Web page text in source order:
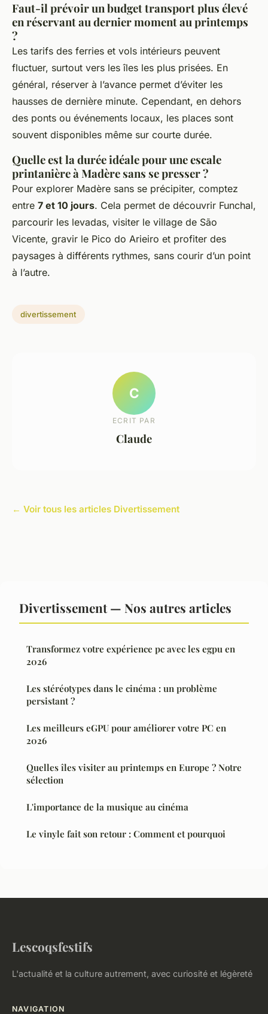
Faut-il prévoir un budget transport plus élevé
en réservant au dernier moment au printemps
?
Les tarifs des ferries et vols intérieurs peuvent
fluctuer, surtout vers les îles les plus prisées. En
général, réserver à l’avance permet d’éviter les
hausses de dernière minute. Cependant, en dehors
des ponts ou événements locaux, les places sont
souvent disponibles même sur courte durée.
Quelle est la durée idéale pour une escale
printanière à Madère sans se presser ?
Pour explorer Madère sans se précipiter, comptez
entre 7 et 10 jours. Cela permet de découvrir Funchal,
parcourir les levadas, visiter le village de São
Vicente, gravir le Pico do Arieiro et profiter des
paysages à différents rythmes, sans courir d’un point
à l’autre.
divertissement
C
ECRIT PAR
Claude
← Voir tous les articles Divertissement
Divertissement — Nos autres articles
Transformez votre expérience pc avec les egpu en
2026
Les stéréotypes dans le cinéma : un problème
persistant ?
Les meilleurs eGPU pour améliorer votre PC en
2026
Quelles îles visiter au printemps en Europe ? Notre
sélection
L'importance de la musique au cinéma
Le vinyle fait son retour : Comment et pourquoi
Lescoqsfestifs
L'actualité et la culture autrement, avec curiosité et légèreté
NAVIGATION